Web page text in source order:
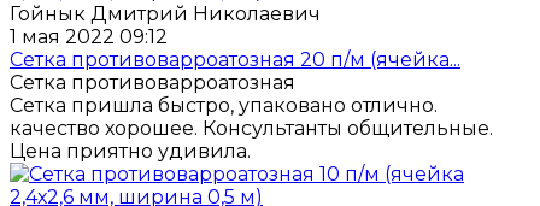
Гойнык Дмитрий Николаевич
1 мая 2022 09:12
Сетка противоварроатозная 20 п/м (ячейка...
Сетка противоварроатозная
Сетка пришла быстро, упаковано отлично.
качество хорошее. Консультанты общительные.
Цена приятно удивила.